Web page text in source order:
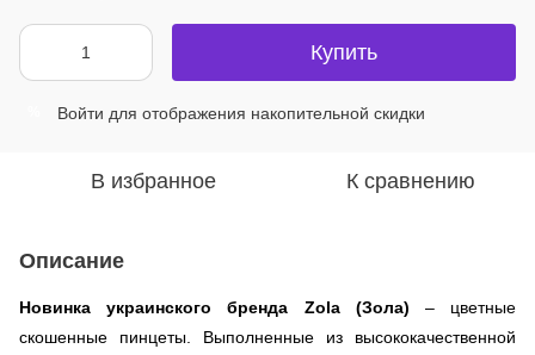
Купить
Войти для отображения накопительной скидки
В избранное К сравнению
Описание
Новинка украинского бренда Zola (Зола) – цветные
скошенные пинцеты. Выполненные из высококачественной